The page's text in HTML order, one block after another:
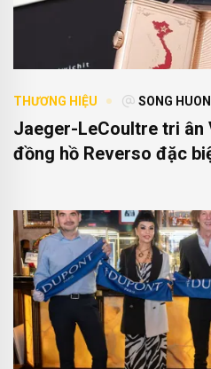
THƯƠNG HIỆU SONG
Jaeger-LeCoultre tri ân
đồng hồ Reverso đặc